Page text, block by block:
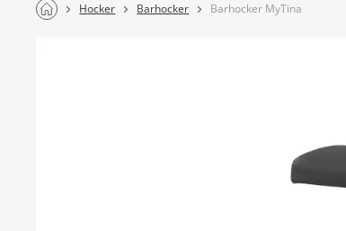
Hocker Barhocker Barhocker MyTina